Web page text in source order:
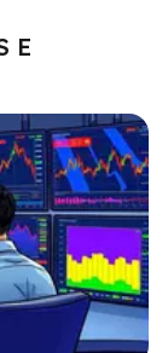
E